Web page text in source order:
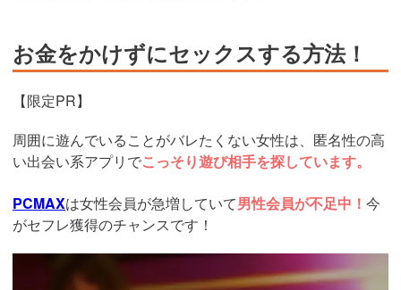
お金をかけずにセックスする方法！
【限定PR】
周囲に遊んでいることがバレたくない女性は、匿名性の高
い出会い系アプリでこっそり遊び相手を探しています。
PCMAXは女性会員が急増していて男性会員が不足中！ 今
がセフレ獲得のチャンスです！
https://pcmax.jp/lp/?
ad_id=rm327007